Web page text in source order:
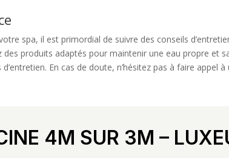
spa, il est primordial de suivre des conseils
produits adaptés pour maintenir une eau propre et
En cas de doute, n’hésitez pas à faire
4M SUR 3M –